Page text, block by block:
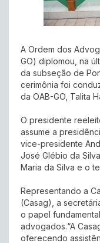
A Ordem dos
GO) diplomou, na
da subseção de
cerimônia foi
da OAB-GO, Talita
O presidente
assume a
vice-presidente
José Glébio da
Maria da Silva e o
Representando a
(Casag), a
o papel
advogados.“A
oferecendo